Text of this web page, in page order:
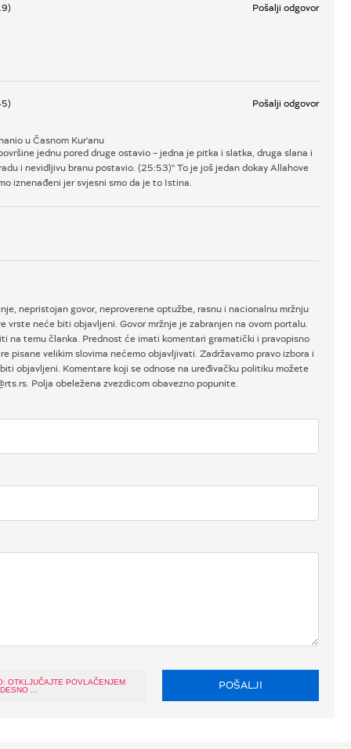
Pošalji odgovor
Pošalji odgovor
u Časnom Kur'anu
jednu pored druge ostavio – jedna je pitka i slatka, druga slana i
i nevidljivu branu postavio. (25:53)" To je još jedan dokay Allahove
iznenađeni jer svjesni smo da je to Istina.
nepristojan govor, neproverene optužbe, rasnu i nacionalnu mržnju
vrste neće biti objavljeni. Govor mržnje je zabranjen na ovom portalu.
na temu članka. Prednost će imati komentari gramatički i pravopisno
pisane velikim slovima nećemo objavljivati. Zadržavamo pravo izbora i
objavljeni. Komentare koji se odnose na uređivačku politiku možete
Polja obeležena zvezdicom obavezno popunite.
OTKLJUČAJTE POVLAČENJEM
...
POŠALJI